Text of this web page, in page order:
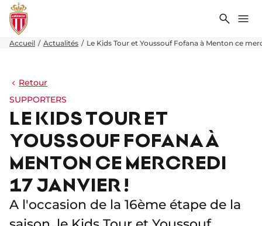
Accueil Actualités Le Kids Tour et Youssouf Fofana à Menton ce
Retour
SUPPORTERS
LE KIDS TOUR ET
YOUSSOUF FOFANA À
MENTON CE MERCREDI
17 JANVIER !
A l'occasion de la 16ème étape de la